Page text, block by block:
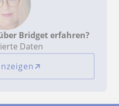
Bridget erfahren?
Daten